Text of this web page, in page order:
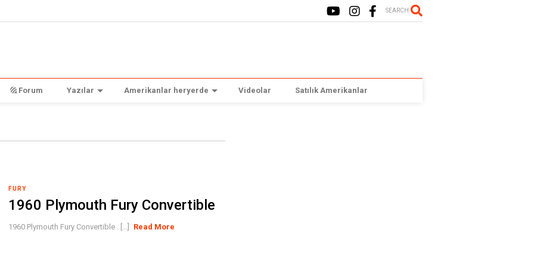
SEARCH
Forum Yazılar Amerikanlar heryerde Videolar Satılık Amerikanlar
FURY
1960 Plymouth Fury Convertible
1960 Plymouth Fury Convertible . [...] Read More